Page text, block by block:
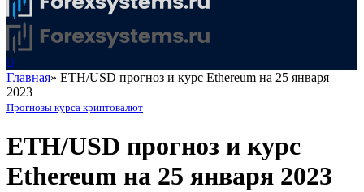
Главная» ETH/USD прогноз и курс Ethereum на 25 января
2023
Прогнозы курса криптовалют
ETH/USD прогноз и курс
Ethereum на 25 января 2023